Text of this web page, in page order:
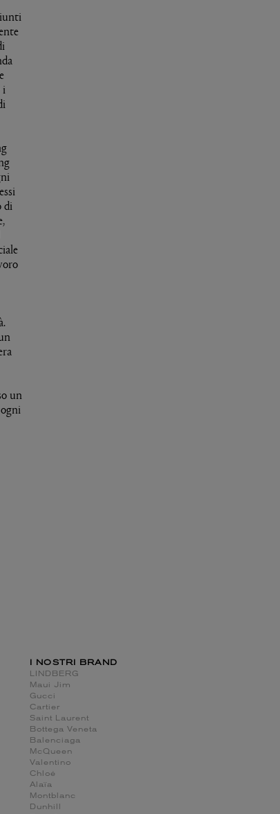
i
di
un
I NOSTRI BRAND
LINDBERG
Maui Jim
Gucci
Cartier
Saint Laurent
Bottega Veneta
Balenciaga
McQueen
Valentino
Chloé
Alaïa
Montblanc
Dunhill